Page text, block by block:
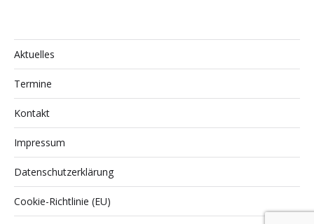
Aktuelles
Termine
Kontakt
Impressum
Datenschutzerklärung
Cookie-Richtlinie (EU)